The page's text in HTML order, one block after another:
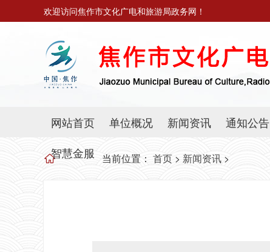
欢迎访问焦作市文化广电和旅游局政务网！
网站首页 单位概况 新闻资讯 通知公告
智慧金服
当前位置： 首页 > 新闻资讯 >